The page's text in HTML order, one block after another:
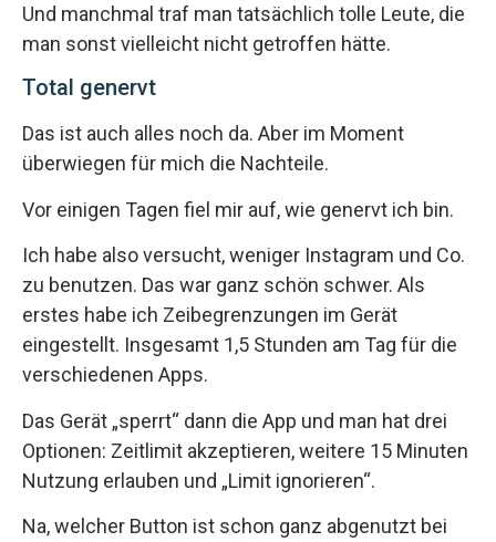
Und manchmal traf man tatsächlich tolle Leute, die
man sonst vielleicht nicht getroffen hätte.
Total genervt
Das ist auch alles noch da. Aber im Moment
überwiegen für mich die Nachteile.
Vor einigen Tagen fiel mir auf, wie genervt ich bin.
Ich habe also versucht, weniger Instagram und Co.
zu benutzen. Das war ganz schön schwer. Als
erstes habe ich Zeibegrenzungen im Gerät
eingestellt. Insgesamt 1,5 Stunden am Tag für die
verschiedenen Apps.
Das Gerät „sperrt“ dann die App und man hat drei
Optionen: Zeitlimit akzeptieren, weitere 15 Minuten
Nutzung erlauben und „Limit ignorieren“.
Na, welcher Button ist schon ganz abgenutzt bei